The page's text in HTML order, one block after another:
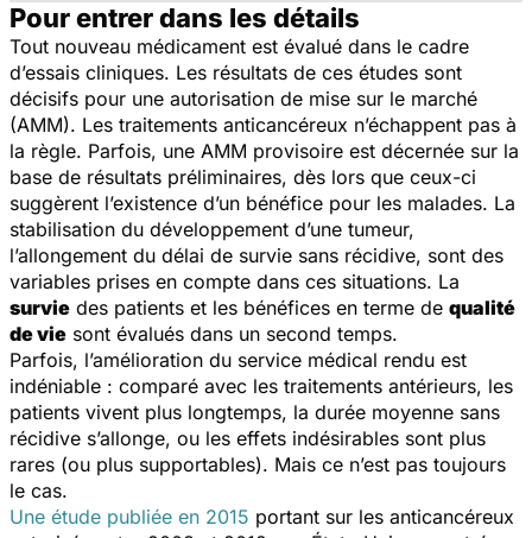
Pour entrer dans les détails
Tout nouveau médicament est évalué dans le cadre
d’essais cliniques. Les résultats de ces études sont
décisifs pour une autorisation de mise sur le marché
(AMM). Les traitements anticancéreux n’échappent pas à
la règle. Parfois, une AMM provisoire est décernée sur la
base de résultats préliminaires, dès lors que ceux-ci
suggèrent l’existence d’un bénéfice pour les malades. La
stabilisation du développement d’une tumeur,
l’allongement du délai de survie sans récidive, sont des
variables prises en compte dans ces situations. La
survie des patients et les bénéfices en terme de qualité
de vie sont évalués dans un second temps.
Parfois, l’amélioration du service médical rendu est
indéniable : comparé avec les traitements antérieurs, les
patients vivent plus longtemps, la durée moyenne sans
récidive s’allonge, ou les effets indésirables sont plus
rares (ou plus supportables). Mais ce n’est pas toujours
le cas.
Une étude publiée en 2015 portant sur les anticancéreux